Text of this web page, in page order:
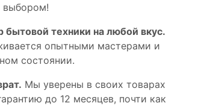
техники на любой вкус.
опытными мастерами и
состоянии.
Мы уверены в своих товарах
до 12 месяцев, почти как